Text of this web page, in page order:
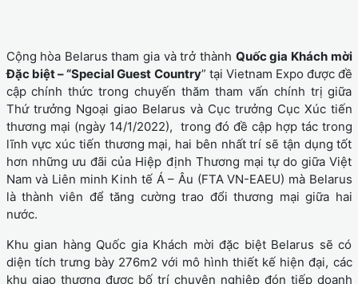
Cộng hòa Belarus tham gia và trở thành Quốc gia Khách mời
Đặc biệt – “Special Guest Country” tại Vietnam Expo được đề
cập chính thức trong chuyến thăm tham vấn chính trị giữa
Thứ trưởng Ngoại giao Belarus và Cục trưởng Cục Xúc tiến
thương mại (ngày 14/1/2022), trong đó đề cập hợp tác trong
lĩnh vực xúc tiến thương mại, hai bên nhất trí sẽ tận dụng tốt
hơn những ưu đãi của Hiệp định Thương mại tự do giữa Việt
Nam và Liên minh Kinh tế Á – Âu (FTA VN-EAEU) mà Belarus
là thành viên để tăng cường trao đổi thương mại giữa hai
nước.
Khu gian hàng Quốc gia Khách mời đặc biệt Belarus sẽ có
diện tích trưng bày 276m2 với mô hình thiết kế hiện đại, các
khu giao thương được bố trí chuyên nghiệp đón tiếp doanh